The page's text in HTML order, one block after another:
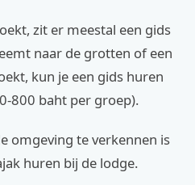
zit er meestal een gids
naar de grotten of een
kun je een gids huren
800 baht per groep).
omgeving te verkennen is
huren bij de lodge.